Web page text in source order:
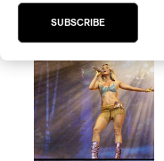
SUBSCRIBE